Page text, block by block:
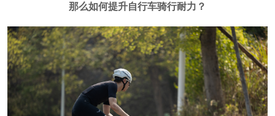
那么如何提升自行车骑行耐力？